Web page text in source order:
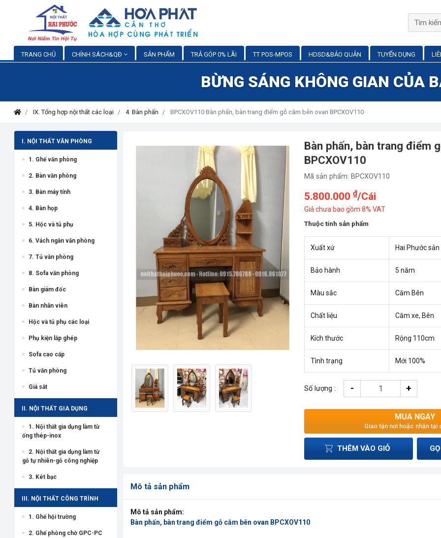
TRANG CHỦ CHÍNH SÁCH&QĐ SẢN PHẨM TRẢ GÓP 0% LÃI TT POS-MPOS HDSD&BẢO QUẢN TUYỂN DỤNG
BỪNG SÁNG KHÔNG GIAN CỦA
IX. Tổng hợp nội thất các loại 4. Bàn phấn BPCXOV110 Bàn phấn, bàn trang điểm gỗ căm bên ovan BPCXOV110
I. NỘI THẤT VĂN PHÒNG
1. Ghế văn phòng
2. Bàn văn phòng
3. Bàn máy tính
4. Bàn họp
5. Hộc và tủ phụ
6. Vách ngăn văn phòng
7. Tủ văn phòng
8. Sofa văn phòng
Bàn giám đốc
Bàn nhân viên
Hộc và tủ phụ các loại
Phụ kiện lắp ghép
Sofa cao cấp
Tủ văn phòng
Giá sắt
II. NỘI THẤT GIA DỤNG
1. Nội thất gia dụng làm từ
ống thép-inox
2. Nội thất gia dụng làm từ
gỗ tự nhiên-gỗ công nghiệp
3. Két bạc
III. NỘI THẤT CÔNG TRÌNH
1. Ghế hội trường
2. Ghế phòng chờ GPC-PC
Bàn phấn, bàn trang điểm
BPCXOV110
Mã sản phẩm: BPCXOV110
5.800.000₫/Cái
Giá chưa bao gồm 8% VAT
Thuộc tính sản phẩm
Xuất xứ Hai Phước
Bảo hành 5 năm
Màu sắc Căm Bên
Chất liệu Căm xe, Bên
Kích thước Rộng 110cm
Tình trạng Mới 100%
Số lượng : - +
MUA NGAY
Giao tận nơi hoặc nhận tại
THÊM VÀO GIỎ
Mô tả sản phẩm
Mô tả sản phẩm:
Bàn phấn, bàn trang điểm gỗ căm bên ovan BPCXOV110